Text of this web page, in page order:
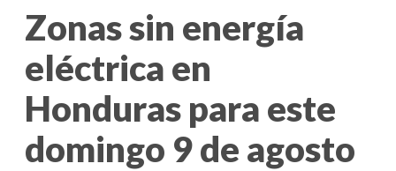
Zonas sin energía
eléctrica en
Honduras para este
domingo 9 de agosto